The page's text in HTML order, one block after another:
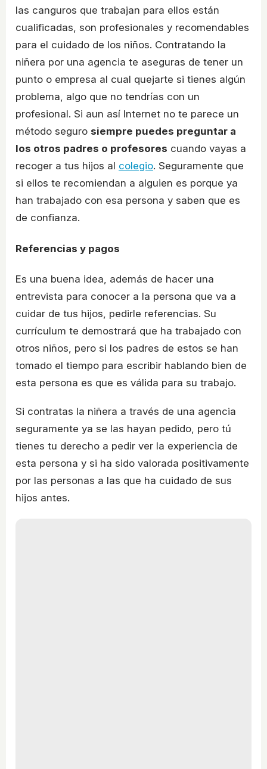
las canguros que trabajan para ellos están
cualificadas, son profesionales y recomendables
para el cuidado de los niños. Contratando la
niñera por una agencia te aseguras de tener un
punto o empresa al cual quejarte si tienes algún
problema, algo que no tendrías con un
profesional. Si aun así Internet no te parece un
método seguro siempre puedes preguntar a
los otros padres o profesores cuando vayas a
recoger a tus hijos al colegio. Seguramente que
si ellos te recomiendan a alguien es porque ya
han trabajado con esa persona y saben que es
de confianza.
Referencias y pagos
Es una buena idea, además de hacer una
entrevista para conocer a la persona que va a
cuidar de tus hijos, pedirle referencias. Su
currículum te demostrará que ha trabajado con
otros niños, pero si los padres de estos se han
tomado el tiempo para escribir hablando bien de
esta persona es que es válida para su trabajo.
Si contratas la niñera a través de una agencia
seguramente ya se las hayan pedido, pero tú
tienes tu derecho a pedir ver la experiencia de
esta persona y si ha sido valorada positivamente
por las personas a las que ha cuidado de sus
hijos antes.